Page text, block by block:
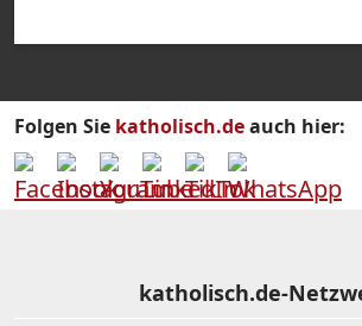
Folgen Sie katholisch.deauch hier:
katholisch.de-